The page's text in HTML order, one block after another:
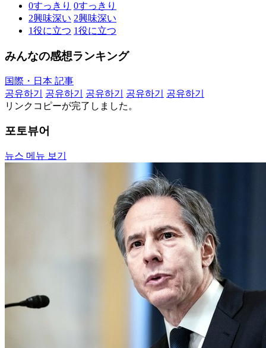
0すっきり 0すっきり
2興味深い 2興味深い
1役に立つ 1役に立つ
みんなの感想ランキング
国際・日本 記事
공유하기
공유하기 공유하기 공유하기
공유하기
リンクコピーが完了しました。
포토뷰어
뉴스 메뉴 보기